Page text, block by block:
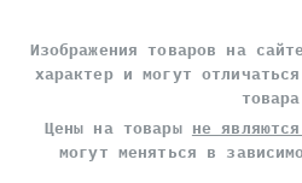
Изображения товаров на
характер и могут
товара
Цены на товары не
могут меняться в